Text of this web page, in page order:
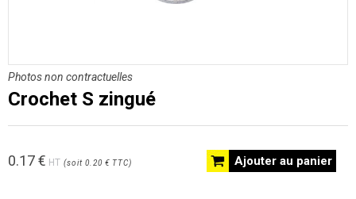
Photos non contractuelles
Crochet S zingué
Ajouter au panier
0.17€ HT (soit 0.20 € TTC)